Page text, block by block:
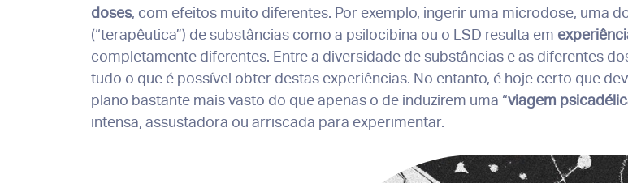
doses, com efeitos muito diferentes. Por exemplo, ingerir uma microdose, uma
(“terapêutica”) de substâncias como a psilocibina ou o LSD resulta em
completamente diferentes. Entre a diversidade de substâncias e as diferentes
tudo o que é possível obter destas experiências. No entanto, é hoje certo que
plano bastante mais vasto do que apenas o de induzirem uma “viagem
intensa, assustadora ou arriscada para experimentar.